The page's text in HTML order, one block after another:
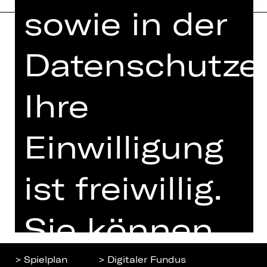
Home
Spielplan
Newsletter
Abos 26/27
Kontakt
Interner Bereich
Datenschutz
Impressum
Cookies
> Spielplan > Digitaler Fundus
sowie in der
Ihre
Einwilligung
ist freiwillig.
Sie können